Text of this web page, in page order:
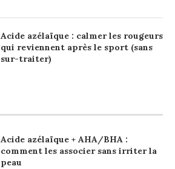
Acide azélaïque : calmer les rougeurs
qui reviennent après le sport (sans
sur-traiter)
Acide azélaïque + AHA/BHA :
comment les associer sans irriter la
peau